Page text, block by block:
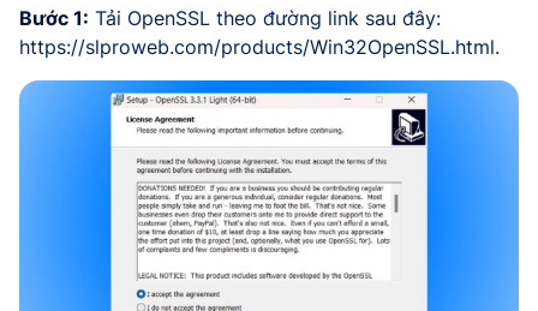
Bước 1: Tải OpenSSL theo đường link sau đây:
https://slproweb.com/products/Win32OpenSSL.html.